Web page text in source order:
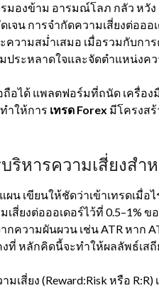
มองข้าม อารมณ์โลภ กลัว หวั
จน การจำกัดความเสี่ยงต่อออ
วามสม่ำเสมอ เมื่อรวมกับกา
ประหลาดใจและจัดตำแหน่งคว
ถือได้ แพลตฟอร์มที่ถนัด เครื่อ
ำให้การ เทรด Forex มีโครงส
หารความเสี่ยงสำ
น เขียนให้ชัดว่าเข้าเทรดเมื่อไ
สี่ยงต่อออเดอร์ไว้ที่ 0.5–1%
กความผันผวน เช่น ATR หาก
ที่ หลักคิดนี้จะทำให้ผลลัพธ์เสถี
เสี่ยง (Reward:Risk หรือ